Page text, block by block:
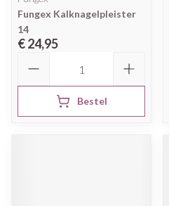
Fungex Kalknagelpleister
14
€ 24,95
Bestel